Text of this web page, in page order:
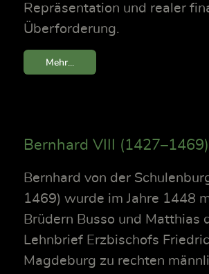
Repräsentation und realer
Überforderung.
Mehr...
Bernhard VIII (1427–1469)
Bernhard von der
1469) wurde im Jahre 1448
Brüdern Busso und Matthias
Lehnbrief Erzbischofs
Magdeburg zu rechten